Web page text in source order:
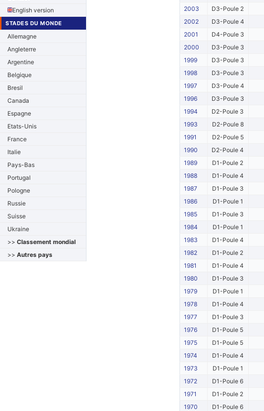
English version
STADES DU MONDE
Allemagne
Angleterre
Argentine
Belgique
Bresil
Canada
Espagne
Etats-Unis
France
Italie
Pays-Bas
Portugal
Pologne
Russie
Suisse
Ukraine
>> Classement mondial
>> Autres pays
2003
D3-Poule 2
2002
D3-Poule 4
2001
D4-Poule 3
2000
D3-Poule 3
1999
D3-Poule 3
1998
D3-Poule 3
1997
D3-Poule 4
1996
D3-Poule 3
1994
D2-Poule 3
1993
D2-Poule 8
1991
D2-Poule 5
1990
D2-Poule 4
1989
D1-Poule 2
1988
D1-Poule 4
1987
D1-Poule 3
1986
D1-Poule 1
1985
D1-Poule 3
1984
D1-Poule 1
1983
D1-Poule 4
1982
D1-Poule 2
1981
D1-Poule 4
1980
D1-Poule 3
1979
D1-Poule 1
1978
D1-Poule 4
1977
D1-Poule 3
1976
D1-Poule 5
1975
D1-Poule 5
1974
D1-Poule 4
1973
D1-Poule 1
1972
D1-Poule 6
1971
D1-Poule 2
1970
D1-Poule 6